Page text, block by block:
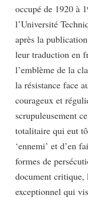
occupé de 1920 à
l’Université
après la
leur traduction en
l’emblème de la
la résistance face
courageux et
scrupuleusement
totalitaire qui eut
‘ennemi’ et d’en
formes de
document
exceptionnel qui